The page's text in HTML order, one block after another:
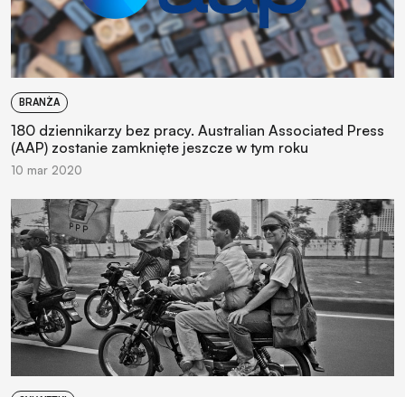
BRANŻA
180 dziennikarzy bez pracy. Australian Associated Press
(AAP) zostanie zamknięte jeszcze w tym roku
10 mar 2020